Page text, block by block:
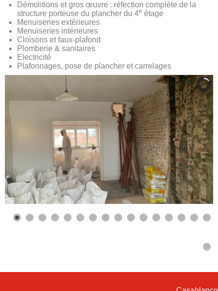
Démolitions et gros œuvre : réfection complète de la
structure porteuse du plancher du 4e étage
Menuiseries extérieures
Menuiseries intérieures
Cloisons et faux-plafond
Plomberie & sanitaires
Electricité
Plafonnages, pose de plancher et carrelages